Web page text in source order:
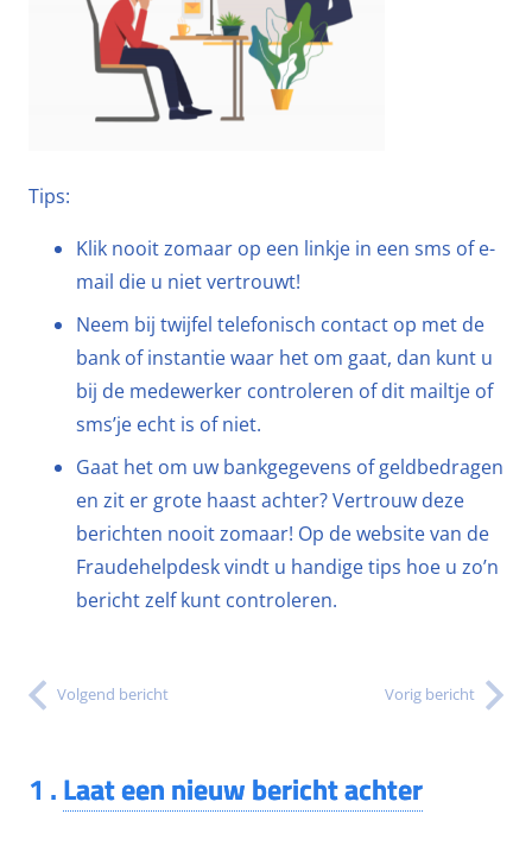
Tips:
Klik nooit zomaar op een linkje in een sms of e-
mail die u niet vertrouwt!
Neem bij twijfel telefonisch contact op met de
bank of instantie waar het om gaat, dan kunt u
bij de medewerker controleren of dit mailtje of
sms’je echt is of niet.
Gaat het om uw bankgegevens of geldbedragen
en zit er grote haast achter? Vertrouw deze
berichten nooit zomaar! Op de website van de
Fraudehelpdesk vindt u handige tips hoe u zo’n
bericht zelf kunt controleren.
Volgend bericht Vorig bericht
1 .Laat een nieuw bericht achter